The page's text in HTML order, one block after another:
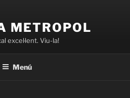
METROPOL
excel·lent. Viu-la!
Menú